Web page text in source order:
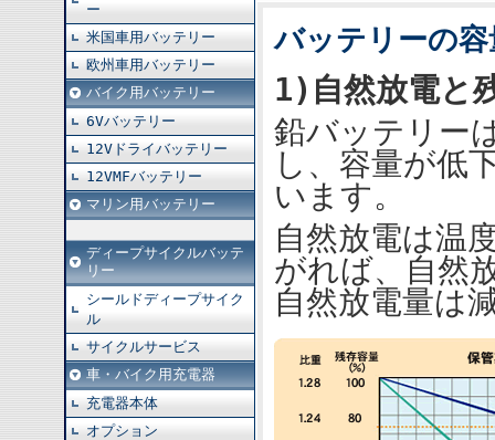
ー
米国車用バッテリー
欧州車用バッテリー
バイク用バッテリー
6Vバッテリー
12Vドライバッテリー
12VMFバッテリー
マリン用バッテリー
ディープサイクルバッテ
リー
シールドディープサイク
ル
サイクルサービス
車・バイク用充電器
充電器本体
オプション
バッテリーの容
1)自然放電と
鉛バッテリー
し、容量が低
います。
自然放電は温
がれば、自然
自然放電量は